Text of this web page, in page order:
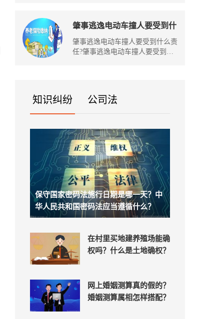
肇事逃逸电动车撞人要受到什
么责任（非机动车交通事故处
理流程是什么）
肇事逃逸电动车撞人要受到什么责
任?肇事逃逸电动车撞人要受到行
知识纠纷 公司法
保守国家密码法施行日期是哪一天？中
华人民共和国密码法应当遵循什么？
在村里买地建养殖场能确
权吗？什么是土地确权？
网上婚姻测算真的假的？
婚姻测算属相怎样搭配？